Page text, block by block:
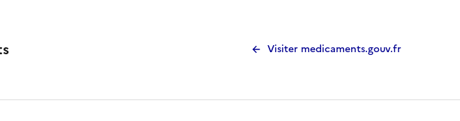
Visiter medicaments.gouv.fr